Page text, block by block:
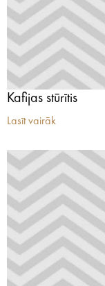
Kafijas stūrītis
Lasīt vairāk